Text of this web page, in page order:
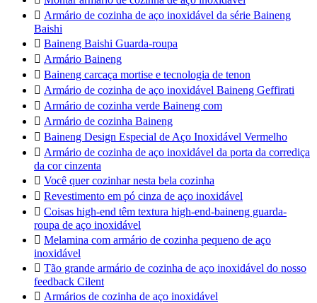
 Armário de cozinha de aço inoxidável da série Baineng
Baishi
 Baineng Baishi Guarda-roupa
 Armário Baineng
 Baineng carcaça mortise e tecnologia de tenon
 Armário de cozinha de aço inoxidável Baineng Geffirati
 Armário de cozinha verde Baineng com
 Armário de cozinha Baineng
 Baineng Design Especial de Aço Inoxidável Vermelho
 Armário de cozinha de aço inoxidável da porta da corrediça
da cor cinzenta
 Você quer cozinhar nesta bela cozinha
 Revestimento em pó cinza de aço inoxidável
 Coisas high-end têm textura high-end-baineng guarda-
roupa de aço inoxidável
 Melamina com armário de cozinha pequeno de aço
inoxidável
 Tão grande armário de cozinha de aço inoxidável do nosso
feedback Cilent
 Armários de cozinha de aço inoxidável